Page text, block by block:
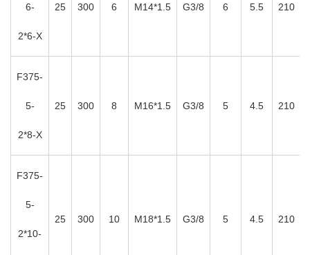
6-
2*6-X
25 300 6 M14*1.5 G3/8 6 5.5 210
F375-
5-
2*8-X
25 300 8 M16*1.5 G3/8 5 4.5 210
F375-
5-
2*10-
25 300 10 M18*1.5 G3/8 5 4.5 210